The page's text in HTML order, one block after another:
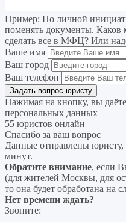
Пример: По личной
поменять документы. Каков
сделать все в МФЦ? Или
Ваше имя
Ваш город
Ваш телефон
Нажимая на кнопку, вы даёте
персональных данных
55 юристов онлайн
Спасибо за ваш вопрос
Данные отправлены юристу,
минут.
Обратите внимание, если
(для жителей Москвы, для
то она будет обработана на
Нет времени ждать?
Звоните: